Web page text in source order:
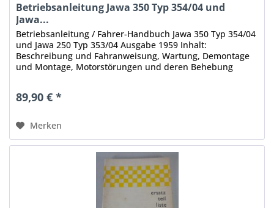
Betriebsanleitung Jawa 350 Typ 354/04 und
Jawa...
Betriebsanleitung / Fahrer-Handbuch Jawa 350 Typ 354/04
und Jawa 250 Typ 353/04 Ausgabe 1959 Inhalt:
Beschreibung und Fahranweisung, Wartung, Demontage
und Montage, Motorstörungen und deren Behebung
89,90 € *
Merken